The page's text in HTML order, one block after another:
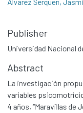
Publisher
Universidad Nacional
Abstract
La investigación
variables
4 años, “Maravillas de